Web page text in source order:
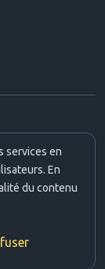
services en
En
du contenu
réservés.